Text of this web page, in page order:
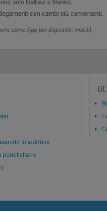
in autobus
pubblicitario
I